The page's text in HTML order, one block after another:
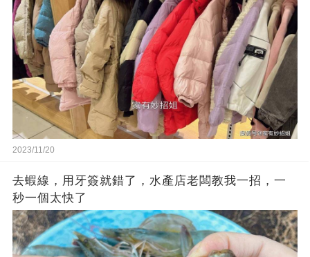
2023/11/20
去蝦線，用牙簽就錯了，水產店老闆教我一招，一
秒一個太快了